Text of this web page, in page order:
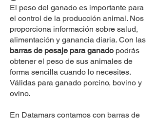
El peso del ganado es importante para
el control de la producción animal. Nos
proporciona información sobre salud,
alimentación y ganancia diaria. Con las
barras de pesaje para ganado podrás
obtener el peso de sus animales de
forma sencilla cuando lo necesites.
Válidas para ganado porcino, bovino y
ovino.
En Datamars contamos con barras de